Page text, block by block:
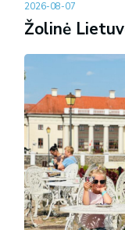
2026-08-07
Žolinė